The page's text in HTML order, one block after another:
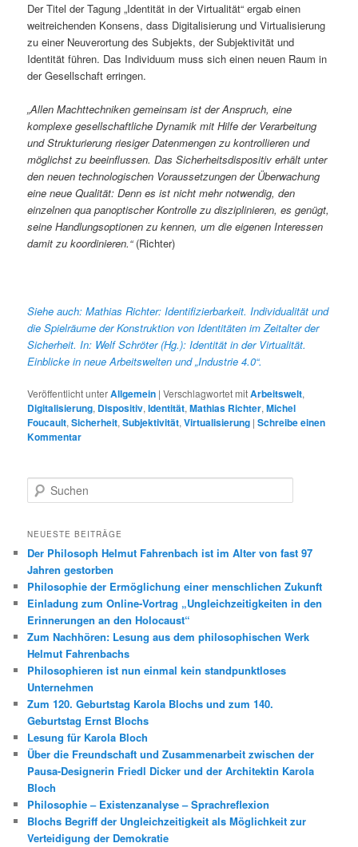
Der Titel der Tagung „Identität in der Virtualität“ ergab einen
weitreichenden Konsens, dass Digitalisierung und Virtualisierung
zu einer Neuverortung des Subjekts, der Subjektivität und
Identität führen. Das Individuum muss sich einen neuen Raum in
der Gesellschaft erringen.
„Allen Machttechniken gemeinsam ist der Anspruch, eine
komplexe gesellschaftliche Dynamik mit Hilfe der Verarbeitung
und Strukturierung riesiger Datenmengen zu kontrollieren und
möglichst zu beeinflussen. Das Sicherheitsdispositiv erhält unter
den neuen technologischen Voraussetzungen der Überwachung
eine neue Qualität: Denn es ist nicht mehr notwendig, den
einzelnen qua panoptischer Kontrolle zu disziplinieren, es genügt,
seine Handlungsoptionen zu kennen, um die eigenen Interessen
damit zu koordinieren.“ (Richter)
Siehe auch: Mathias Richter: Identifizierbarkeit. Individualität und
die Spielräume der Konstruktion von Identitäten im Zeitalter der
Sicherheit. In: Welf Schröter (Hg.): Identität in der Virtualität.
Einblicke in neue Arbeitswelten und „Industrie 4.0“.
Veröffentlicht unterAllgemein |Verschlagwortet mitArbeitswelt,
Digitalisierung, Dispositiv,Identität,Mathias Richter,Michel
Foucault,Sicherheit,Subjektivität,Virtualisierung |Schreibe einen
Kommentar
u
h
n
NEUESTE BEITRÄGE
Der Philosoph Helmut Fahrenbach ist im Alter von fast 97
Jahren gestorben
Philosophie der Ermöglichung einer menschlichen Zukunft
Einladung zum Online-Vortrag „Ungleichzeitigkeiten in den
Erinnerungen an den Holocaust“
Zum Nachhören: Lesung aus dem philosophischen Werk
Helmut Fahrenbachs
Philosophieren ist nun einmal kein standpunktloses
Unternehmen
Zum 120. Geburtstag Karola Blochs und zum 140.
Geburtstag Ernst Blochs
Lesung für Karola Bloch
Über die Freundschaft und Zusammenarbeit zwischen der
Pausa-Designerin Friedl Dicker und der Architektin Karola
Bloch
Philosophie – Existenzanalyse – Sprachreflexion
Blochs Begriff der Ungleichzeitigkeit als Möglichkeit zur
Verteidigung der Demokratie